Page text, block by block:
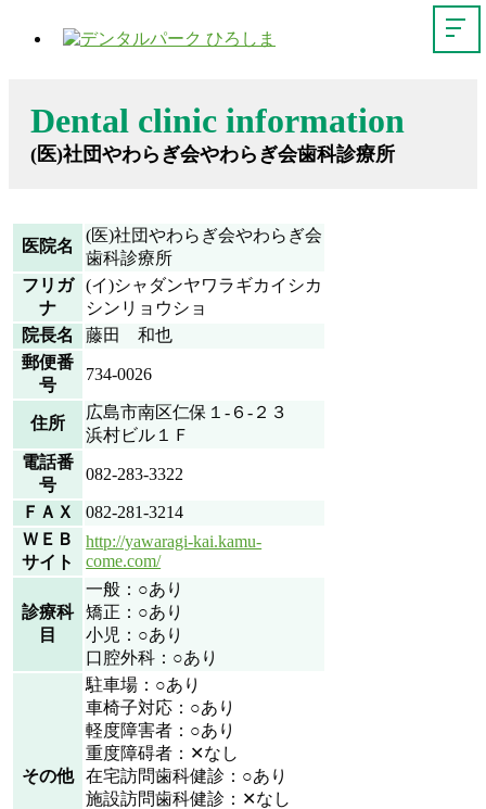
Dental clinic information
(医)社団やわらぎ会やわらぎ会歯科診療所
医院名
(医)社団やわらぎ会やわらぎ会
歯科診療所
フリガ
ナ
(イ)シャダンヤワラギカイシカ
シンリョウショ
院長名
藤田 和也
郵便番
号
734-0026
住所
広島市南区仁保１-６-２３
浜村ビル１Ｆ
電話番
号
082-283-3322
ＦＡＸ
082-281-3214
ＷＥＢ
サイト
http://yawaragi-kai.kamu-
come.com/
診療科
目
一般：○あり
矯正：○あり
小児：○あり
口腔外科：○あり
その他
駐車場：○あり
車椅子対応：○あり
軽度障害者：○あり
重度障碍者：✕なし
在宅訪問歯科健診：○あり
施設訪問歯科健診：✕なし